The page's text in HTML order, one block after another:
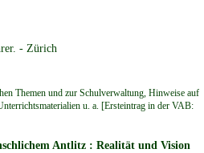
- Zürich
Themen und zur Schulverwaltung, Hinweise auf
u. a. [Ersteintrag in der VAB:
Antlitz : Realität und Vision